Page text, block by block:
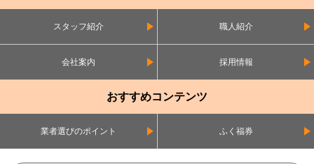
スタッフ紹介 職人紹介
会社案内 採用情報
おすすめコンテンツ
業者選びのポイント ふく福券